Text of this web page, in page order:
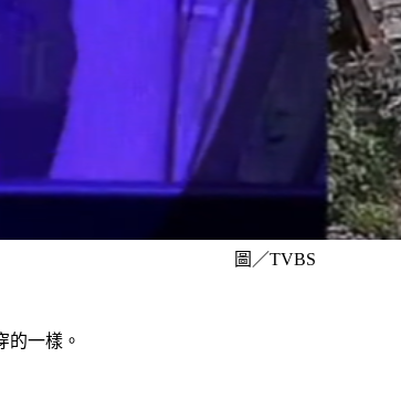
圖／TVBS
的一樣。